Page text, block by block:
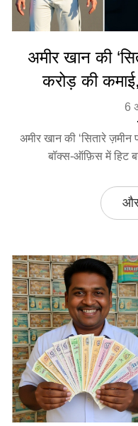
अमीर खान की
करोड़ की
6
अमीर खान की ‘सितारे
बॉक्स‑ऑफ़िस में हिट